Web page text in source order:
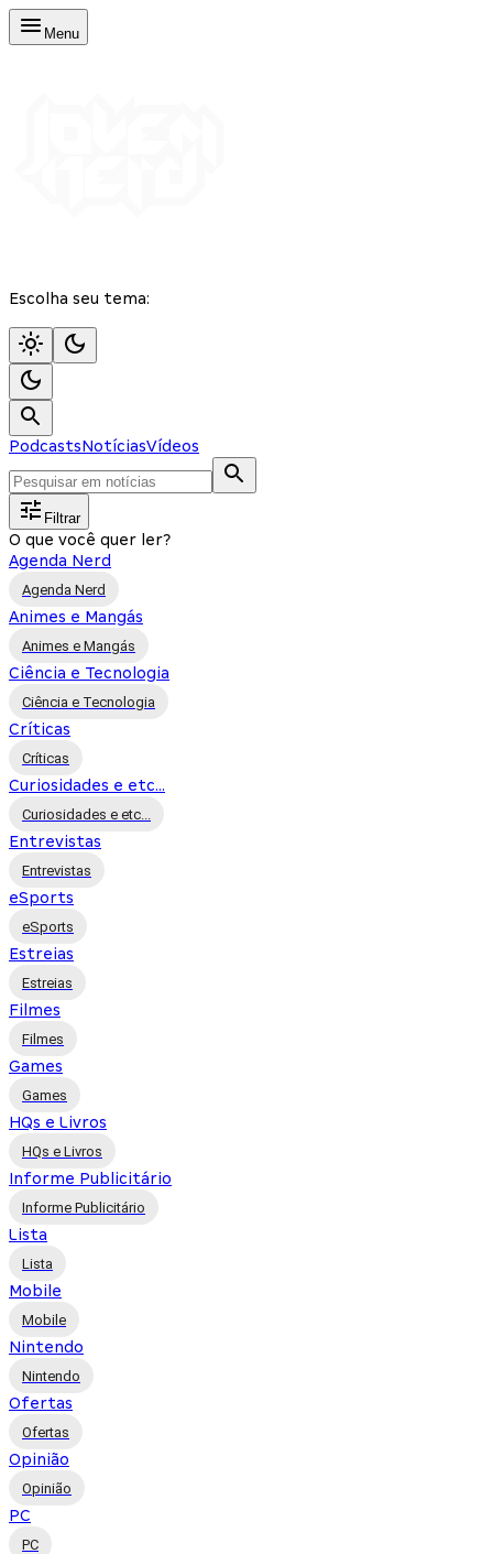
Menu
Escolha seu tema:
PodcastsNotíciasVídeos
Filtrar
O que você quer ler?
Agenda Nerd
Agenda Nerd
Animes e Mangás
Animes e Mangás
Ciência e Tecnologia
Ciência e Tecnologia
Críticas
Críticas
Curiosidades e etc...
Curiosidades e etc...
Entrevistas
Entrevistas
eSports
eSports
Estreias
Estreias
Filmes
Filmes
Games
Games
HQs e Livros
HQs e Livros
Informe Publicitário
Informe Publicitário
Lista
Lista
Mobile
Mobile
Nintendo
Nintendo
Ofertas
Ofertas
Opinião
Opinião
PC
PC